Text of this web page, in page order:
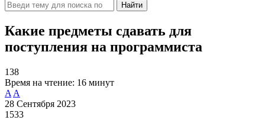
Найти
Какие предметы сдавать для
поступления на программиста
138
Время на чтение: 16 минут
A A
28 Сентября 2023
1533